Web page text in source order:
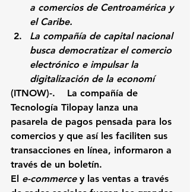
a comercios de Centroamérica y
el Caribe.
La compañía de capital nacional
busca democratizar el comercio
electrónico e impulsar la
digitalización de la economí
(ITNOW)-.    La compañía de
Tecnología Tilopay lanza una
pasarela de pagos pensada para los
comercios y que así les faciliten sus
transacciones en línea, informaron a
través de un boletín.
El e-commerce y las ventas a través